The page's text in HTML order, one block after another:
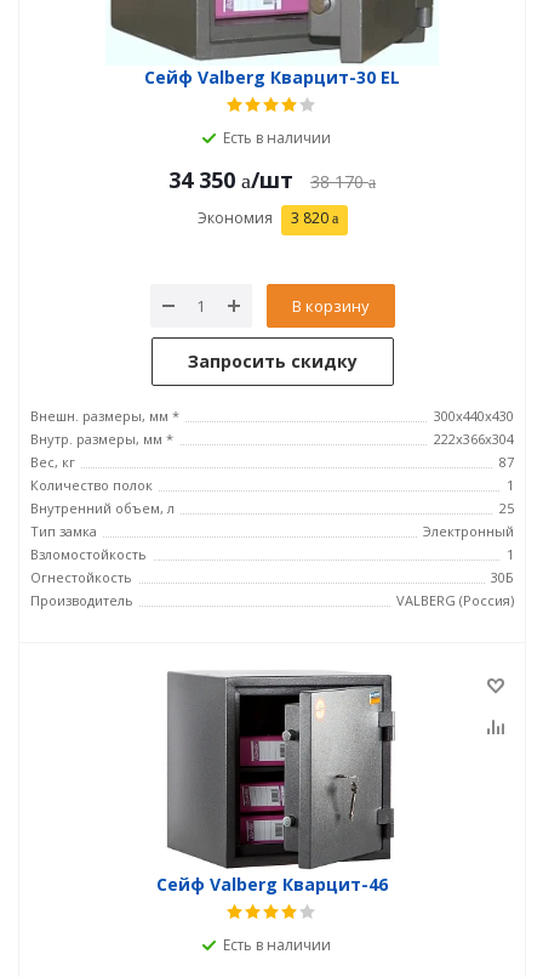
Сейф Valberg Кварцит-30 EL
Есть в наличии
34 350 /шт 38 170
Экономия 3 820
В корзину
Запросить скидку
Внешн. размеры, мм *
300x440x430
Внутр. размеры, мм *
222x366x304
Вес, кг
87
Количество полок
1
Внутренний объем, л
25
Тип замка
Электронный
Взломостойкость
1
Огнестойкость
30Б
Производитель
VALBERG (Россия)
Сейф Valberg Кварцит-46
Есть в наличии